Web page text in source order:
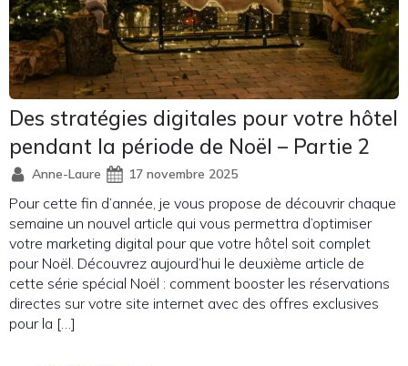
Des stratégies digitales pour votre hôtel
pendant la période de Noël – Partie 2
Anne-Laure 17 novembre 2025
Pour cette fin d’année, je vous propose de découvrir chaque
semaine un nouvel article qui vous permettra d’optimiser
votre marketing digital pour que votre hôtel soit complet
pour Noël. Découvrez aujourd’hui le deuxième article de
cette série spécial Noël : comment booster les réservations
directes sur votre site internet avec des offres exclusives
pour la […]